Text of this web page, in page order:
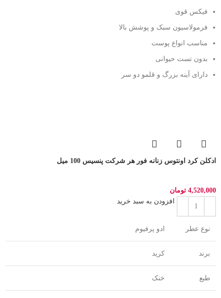
فیکس قوی
فرمولاسیون سبک و پوشش بالا
مناسب انواع پوست
بدون تست حیوانی
دارای آینه بزرگ و قلمو دو سر
ادکلن کرد اونتوس زنانه فور هر شرکت پنسیس 100 میل
4,520,000 تومان
افزودن به سبد خرید
نوع عطر ادو پرفیوم
برند کرید
طبع خنک